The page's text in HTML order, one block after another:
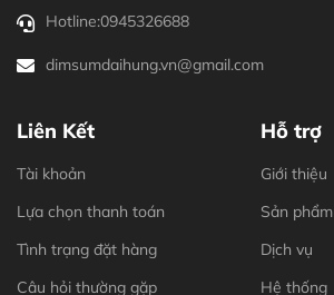
Hotline:0945326688
dimsumdaihung.vn@gmail.com
Liên Kết
Tài khoản
Lựa chọn thanh toán
Tình trạng đặt hàng
Câu hỏi thường gặp
Hỗ trợ
Giới thiệu
Sản phẩm
Dịch vụ
Hệ thống